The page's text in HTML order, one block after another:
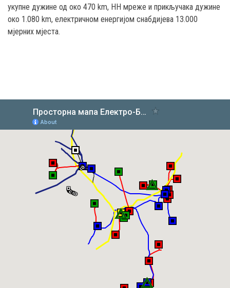
укупне дужине од око 470 km, НН мреже и прикључака дужине
око 1.080 km, електричном енергијом снабдијева 13.000
мјерних мјеста.